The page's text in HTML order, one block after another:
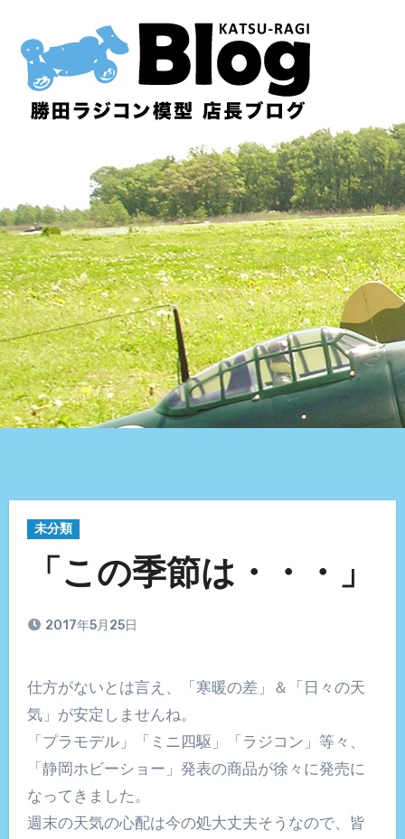
未分類
「この季節は・・・」
2017年5月25日
仕方がないとは言え、「寒暖の差」＆「日々の天
気」が安定しませんね。
「プラモデル」「ミニ四駆」「ラジコン」等々、
「静岡ホビーショー」発表の商品が徐々に発売に
なってきました。
週末の天気の心配は今の処大丈夫そうなので、皆